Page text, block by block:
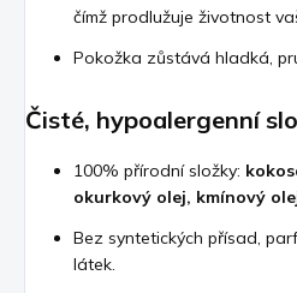
čímž prodlužuje životnost
Pokožka zůstává hladká,
Čisté, hypoalergenní
100% přírodní složky:
okurkový olej, kmínový
Bez syntetických přísad,
látek.